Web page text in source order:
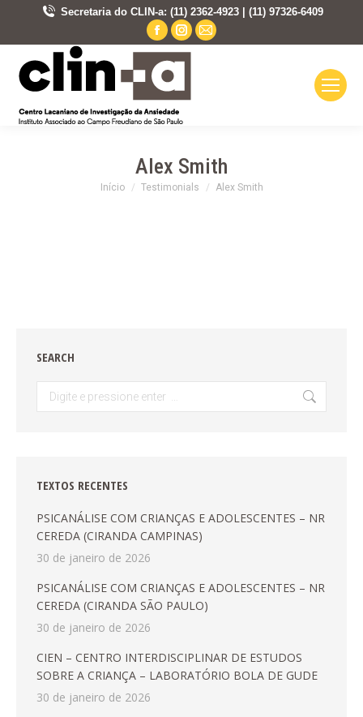
Secretaria do CLIN-a: (11) 2362-4923 | (11) 97326-6409
Facebook
page
opens
in
new
Instagram
page
Mail
Alex Smith
Você está aqui:
Início Testimonials Alex Smith
SEARCH
Search:
TEXTOS RECENTES
PSICANÁLISE COM CRIANÇAS E ADOLESCENTES – NR
CEREDA (CIRANDA CAMPINAS)
30 de janeiro de 2026
PSICANÁLISE COM CRIANÇAS E ADOLESCENTES – NR
CEREDA (CIRANDA SÃO PAULO)
30 de janeiro de 2026
CIEN – CENTRO INTERDISCIPLINAR DE ESTUDOS
SOBRE A CRIANÇA – LABORATÓRIO BOLA DE GUDE
30 de janeiro de 2026